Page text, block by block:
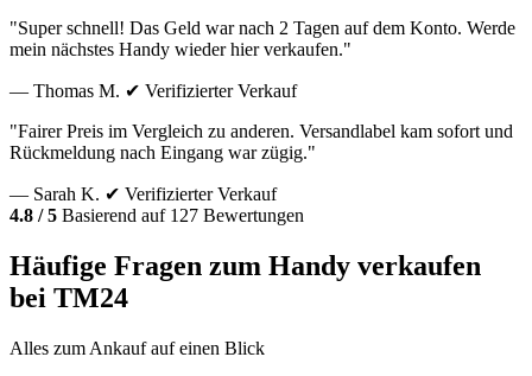
"Super schnell! Das Geld war nach 2 Tagen auf dem Konto. Werde
mein nächstes Handy wieder hier verkaufen."
— Thomas M. ✔ Verifizierter Verkauf
"Fairer Preis im Vergleich zu anderen. Versandlabel kam sofort und
Rückmeldung nach Eingang war zügig."
— Sarah K. ✔ Verifizierter Verkauf
4.8 / 5 Basierend auf 127 Bewertungen
Häufige Fragen zum Handy verkaufen
bei TM24
Alles zum Ankauf auf einen Blick